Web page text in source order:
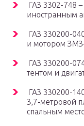
ГАЗ 3302-748
иностранным
ГАЗ 330200-
и мотором
ГАЗ 330200-
тентом и
ГАЗ 330200-
3,7-метровой
спальным